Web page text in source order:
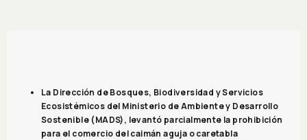
La Dirección de Bosques, Biodiversidad y Servicios
Ecosistémicos del Ministerio de Ambiente y Desarrollo
Sostenible (MADS), levantó parcialmente la prohibición
para el comercio del caimán aguja o caretabla